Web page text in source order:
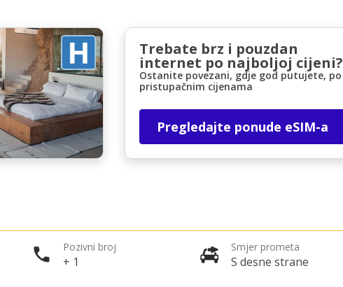
Trebate brz i pouzdan
internet po najboljoj cijeni?
Ostanite povezani, gdje god putujete, po
pristupačnim cijenama
Pregledajte ponude eSIM-a
Pozivni broj
+ 1
Smjer prometa
S desne strane
Prijava putem eLinka